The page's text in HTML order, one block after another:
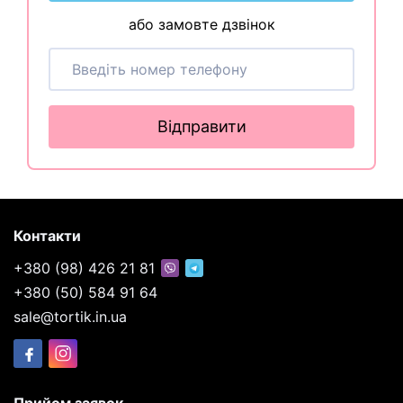
або замовте дзвінок
Відправити
Контакти
+380 (98) 426 21 81
+380 (50) 584 91 64
sale@tortik.in.ua